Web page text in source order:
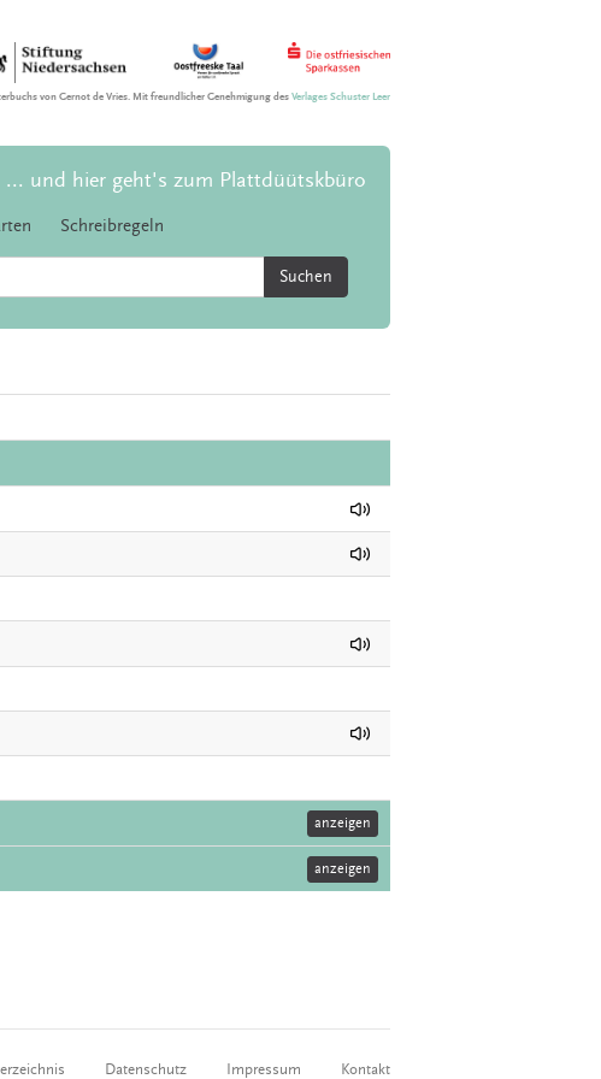
von Gernot de Vries. Mit freundlicher Genehmigung desVerlages Schuster Leer
... und hier geht's zum Plattdüütskbüro
Schreibregeln
Suchen
anzeigen
anzeigen
Datenschutz Impressum Kontakt